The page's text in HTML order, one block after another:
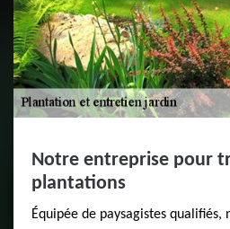
Notre entreprise pour
plantations
Équipée de paysagistes